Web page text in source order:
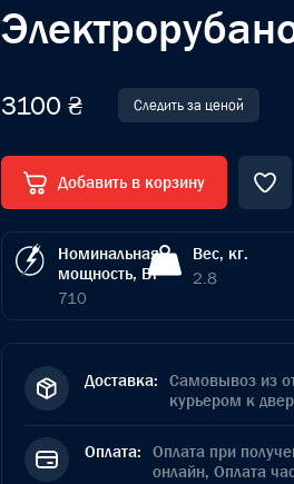
3100 ₴ Следить за ценой
Добавить в корзину
Номинальная
мощность, Вт
710
Вес, кг.
2.8
Доставка: Самовывоз из
курьером к
Оплата: Оплата при
онлайн, Оплата